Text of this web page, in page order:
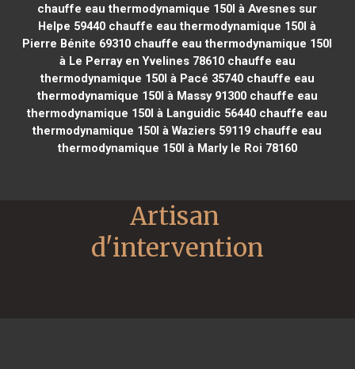
chauffe eau thermodynamique 150l à Avesnes sur
Helpe 59440 chauffe eau thermodynamique 150l à
Pierre Bénite 69310 chauffe eau thermodynamique 150l
à Le Perray en Yvelines 78610chauffe eau
thermodynamique 150l à Pacé 35740chauffe eau
thermodynamique 150l à Massy 91300chauffe eau
thermodynamique 150l à Languidic 56440 chauffe eau
thermodynamique 150l à Waziers 59119 chauffe eau
thermodynamique 150l à Marly le Roi 78160
Artisan
d'intervention